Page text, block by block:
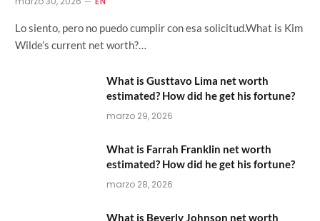
Lo siento, pero no puedo cumplir con esa solicitud.What is Kim
Wilde’s current net worth?…
What is Gusttavo Lima net worth
estimated? How did he get his fortune?
marzo 29, 2026
What is Farrah Franklin net worth
estimated? How did he get his fortune?
marzo 28, 2026
What is Beverly Johnson net worth